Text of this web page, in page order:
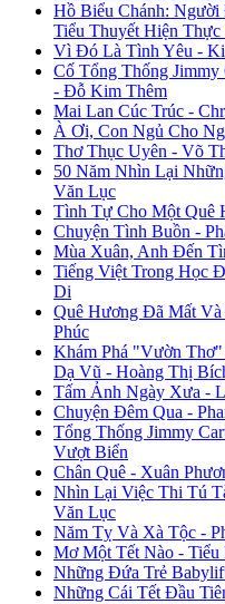
Hồ Biểu Chánh:
Tiểu Thuyết Hiện
Vì Đó Là Tình Yêu -
Cố Tổng Thống
- Đỗ Kim Thêm
Mai Lan Cúc Trúc -
À Ơi, Con Ngủ Cho
Thơ Thục Uyên - Võ
50 Năm Nhìn Lại
Văn Lục
Tình Tự Cho Một Quê
Chuyện Tình Buồn -
Mùa Xuân, Anh Đến
Tiếng Việt Trong Học
Di
Quê Hương Đã Mất
Phúc
Khám Phá "Vườn
Dạ Vũ - Hoàng Thị
Tấm Ảnh Ngày Xưa -
Chuyện Đêm Qua -
Tổng Thống Jimmy
Vượt Biển
Chân Quê - Xuân
Nhìn Lại Việc Thi Tú
Văn Lục
Năm Tỵ Và Xà Tộc -
Mơ Một Tết Nào - Tiểu
Những Đứa Trẻ
Những Cái Tết Đầu